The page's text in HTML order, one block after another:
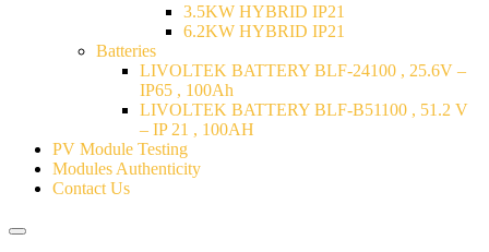
3.5KW HYBRID IP21
6.2KW HYBRID IP21
Batteries
LIVOLTEK BATTERY BLF-24100 , 25.6V –
IP65 , 100Ah
LIVOLTEK BATTERY BLF-B51100 , 51.2 V
– IP 21 , 100AH
PV Module Testing
Modules Authenticity
Contact Us